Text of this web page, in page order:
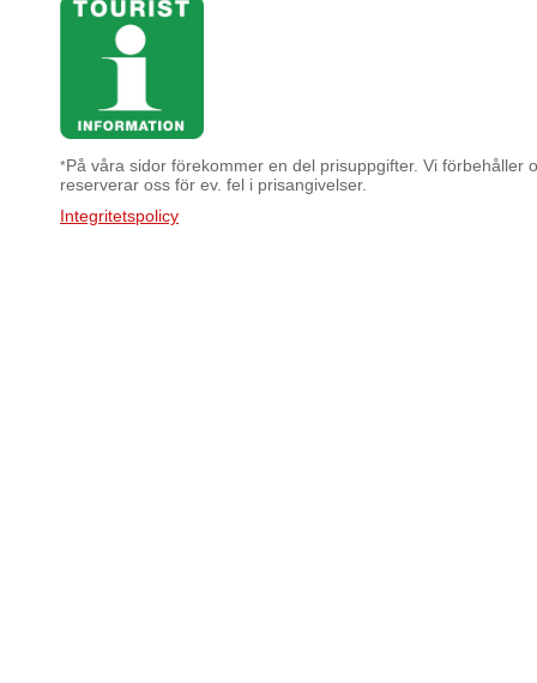
*På våra sidor förekommer en del prisuppgifter. Vi förbehåller
reserverar oss för ev. fel i prisangivelser.
Integritetspolicy